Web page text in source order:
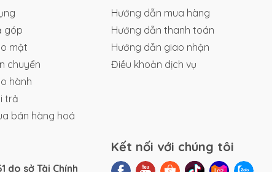
góp
mật
chuyển
hành
trả
bán hàng hoá
Hướng dẫn mua hàng
Hướng dẫn thanh toán
Hướng dẫn giao nhận
Điều khoản dịch vụ
do sở Tài Chính
Kết nối với chúng tôi